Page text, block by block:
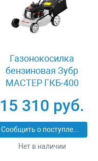
Газонокосилка
бензиновая Зубр
МАСТЕР ГКБ-400
15 310 руб.
Сообщить о поступлении
Нет в наличии